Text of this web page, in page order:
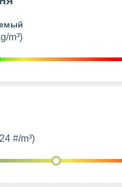
m³)
#/m³)